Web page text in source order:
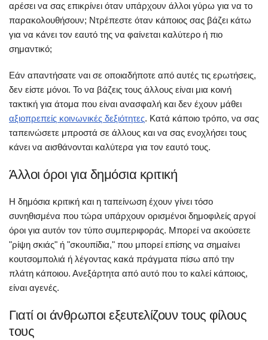
αρέσει να σας επικρίνει όταν υπάρχουν άλλοι γύρω για να το
παρακολουθήσουν; Ντρέπεστε όταν κάποιος σας βάζει κάτω
για να κάνει τον εαυτό της να φαίνεται καλύτερο ή πιο
σημαντικό;
Εάν απαντήσατε ναι σε οποιαδήποτε από αυτές τις ερωτήσεις,
δεν είστε μόνοι. Το να βάζεις τους άλλους είναι μια κοινή
τακτική για άτομα που είναι ανασφαλή και δεν έχουν μάθει
αξιοπρεπείς κοινωνικές δεξιότητες. Κατά κάποιο τρόπο, να σας
ταπεινώσετε μπροστά σε άλλους και να σας ενοχλήσει τους
κάνει να αισθάνονται καλύτερα για τον εαυτό τους.
Άλλοι όροι για δημόσια κριτική
Η δημόσια κριτική και η ταπείνωση έχουν γίνει τόσο
συνηθισμένα που τώρα υπάρχουν ορισμένοι δημοφιλείς αργοί
όροι για αυτόν τον τύπο συμπεριφοράς. Μπορεί να ακούσετε
"ρίψη σκιάς" ή "σκουπίδια," που μπορεί επίσης να σημαίνει
κουτσομπολιά ή λέγοντας κακά πράγματα πίσω από την
πλάτη κάποιου. Ανεξάρτητα από αυτό που το καλεί κάποιος,
είναι αγενές.
Γιατί οι άνθρωποι εξευτελίζουν τους φίλους
τους